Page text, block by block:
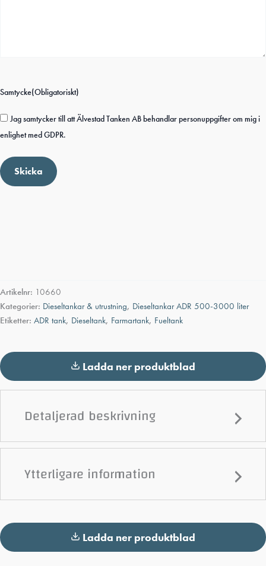
Samtycke(Obligatoriskt)
Jag samtycker till att Älvestad Tanken AB behandlar personuppgifter om mig i
enlighet med GDPR.
Skicka
Artikelnr: 10660
Kategorier: Dieseltankar & utrustning, Dieseltankar ADR 500-3000 liter
Etiketter: ADR tank, Dieseltank, Farmartank, Fueltank
Ladda ner produktblad
Detaljerad beskrivning
Ytterligare information
Ladda ner produktblad